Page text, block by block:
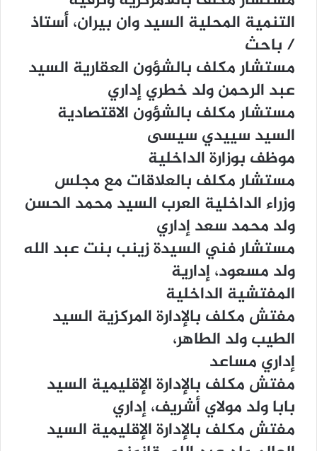
ﺍﻟﺘﻨﻤﻴﺔ ﺍﻟﻤﺤﻠﻴﺔ ﺍﻟﺴﻴﺪ ﻭﺍﻥ ﺑﻴﺮﺍﻥ، ﺃﺳﺘﺎﺫ
/ ﺑﺎﺣﺚ
ﻣﺴﺘﺸﺎﺭ ﻣﻜﻠﻒ ﺑﺎﻟﺸﺆﻭﻥ ﺍﻟﻌﻘﺎﺭﻳﺔ ﺍﻟﺴﻴﺪ
ﻋﺒﺪ ﺍﻟﺮﺣﻤﻦ ﻭﻟﺪ ﺧﻄﺮﻱ ﺇﺩﺍﺭﻱ
ﻣﺴﺘﺸﺎﺭ ﻣﻜﻠﻒ ﺑﺎﻟﺸﺆﻭﻥ ﺍﻻﻗﺘﺼﺎﺩﻳﺔ
ﺍﻟﺴﻴﺪ ﺳﻴﻴﺪﻱ ﺳﻴﺴﻰ
ﻣﻮﻇﻒ ﺑﻮﺯﺍﺭﺓ ﺍﻟﺪﺍﺧﻠﻴﺔ
ﻣﺴﺘﺸﺎﺭ ﻣﻜﻠﻒ ﺑﺎﻟﻌﻼﻗﺎﺕ ﻣﻊ ﻣﺠﻠﺲ
ﻭﺯﺭﺍﺀ ﺍﻟﺪﺍﺧﻠﻴﺔ ﺍﻟﻌﺮﺏ ﺍﻟﺴﻴﺪ ﻣﺤﻤﺪ ﺍﻟﺤﺴﻦ
ﻭﻟﺪ ﻣﺤﻤﺪ ﺳﻌﺪ ﺇﺩﺍﺭﻱ
ﻣﺴﺘﺸﺎﺭ ﻓﻨﻲ ﺍﻟﺴﻴﺪﺓ ﺯﻳﻨﺐ ﺑﻨﺖ ﻋﺒﺪ ﺍﻟﻠﻪ
ﻭﻟﺪ ﻣﺴﻌﻮﺩ، ﺇﺩﺍﺭﻳﺔ
ﺍﻟﻤﻔﺘﺸﻴﺔ ﺍﻟﺪﺍﺧﻠﻴﺔ
ﻣﻔﺘﺶ ﻣﻜﻠﻒ ﺑﺎﻹﺩﺍﺭﺓ ﺍﻟﻤﺮﻛﺰﻳﺔ ﺍﻟﺴﻴﺪ
ﺍﻟﻄﻴﺐ ﻭﻟﺪ ﺍﻟﻄﺎﻫﺮ،
ﺇﺩﺍﺭﻱ ﻣﺴﺎﻋﺪ
ﻣﻔﺘﺶ ﻣﻜﻠﻒ ﺑﺎﻹﺩﺍﺭﺓ ﺍﻹﻗﻠﻴﻤﻴﺔ ﺍﻟﺴﻴﺪ
ﺑﺎﺑﺎ ﻭﻟﺪ ﻣﻮﻻﻱ ﺃﺷﺮﻳﻒ، ﺇﺩﺍﺭﻱ
ﻣﻔﺘﺶ ﻣﻜﻠﻒ ﺑﺎﻹﺩﺍﺭﺓ ﺍﻹﻗﻠﻴﻤﻴﺔ ﺍﻟﺴﻴﺪ